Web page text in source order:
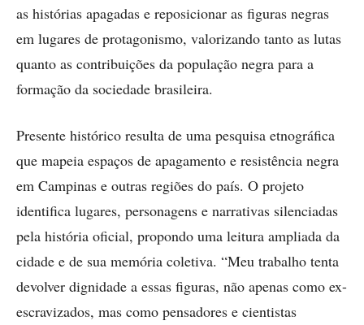
as histórias apagadas e reposicionar as figuras negras
em lugares de protagonismo, valorizando tanto as lutas
quanto as contribuições da população negra para a
formação da sociedade brasileira.
Presente histórico resulta de uma pesquisa etnográfica
que mapeia espaços de apagamento e resistência negra
em Campinas e outras regiões do país. O projeto
identifica lugares, personagens e narrativas silenciadas
pela história oficial, propondo uma leitura ampliada da
cidade e de sua memória coletiva. “Meu trabalho tenta
devolver dignidade a essas figuras, não apenas como ex-
escravizados, mas como pensadores e cientistas